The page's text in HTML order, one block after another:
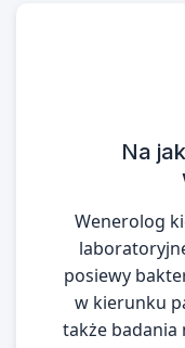
Na
Wenerolog
posiewy
w kierunku
także badania